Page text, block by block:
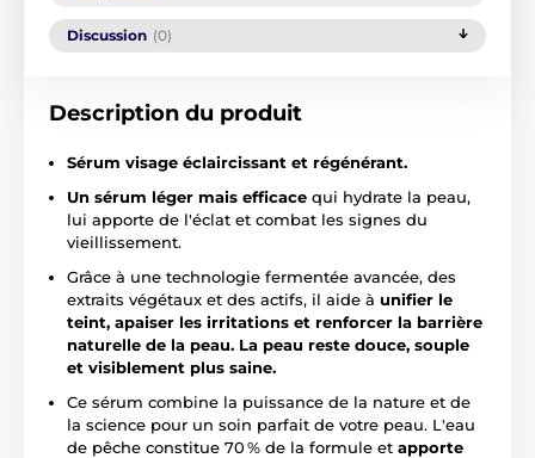
Discussion (0)
Description du produit
Sérum visage éclaircissant et régénérant.
Un sérum léger mais efficace qui hydrate la peau,
lui apporte de l'éclat et combat les signes du
vieillissement.
Grâce à une technologie fermentée avancée, des
extraits végétaux et des actifs, il aide à unifier le
teint, apaiser les irritations et renforcer la barrière
naturelle de la peau. La peau reste douce, souple
et visiblement plus saine.
Ce sérum combine la puissance de la nature et de
la science pour un soin parfait de votre peau. L'eau
de pêche constitue 70 % de la formule et apporte